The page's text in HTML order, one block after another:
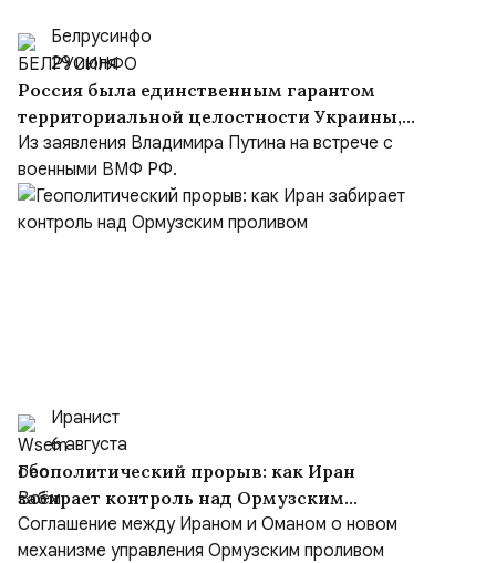
Белрусинфо
29 июля
Россия была единственным гарантом
территориальной целостности Украины,
но Киев объявил Москву врагом
Из заявления Владимира Путина на встрече с
военными ВМФ РФ.
Иранист
6 августа
Геополитический прорыв: как Иран
забирает контроль над Ормузским
проливом
Соглашение между Ираном и Оманом о новом
механизме управления Ормузским проливом